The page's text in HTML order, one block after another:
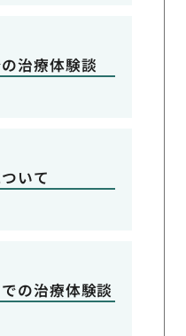
治療体験談
いて
の治療体験談